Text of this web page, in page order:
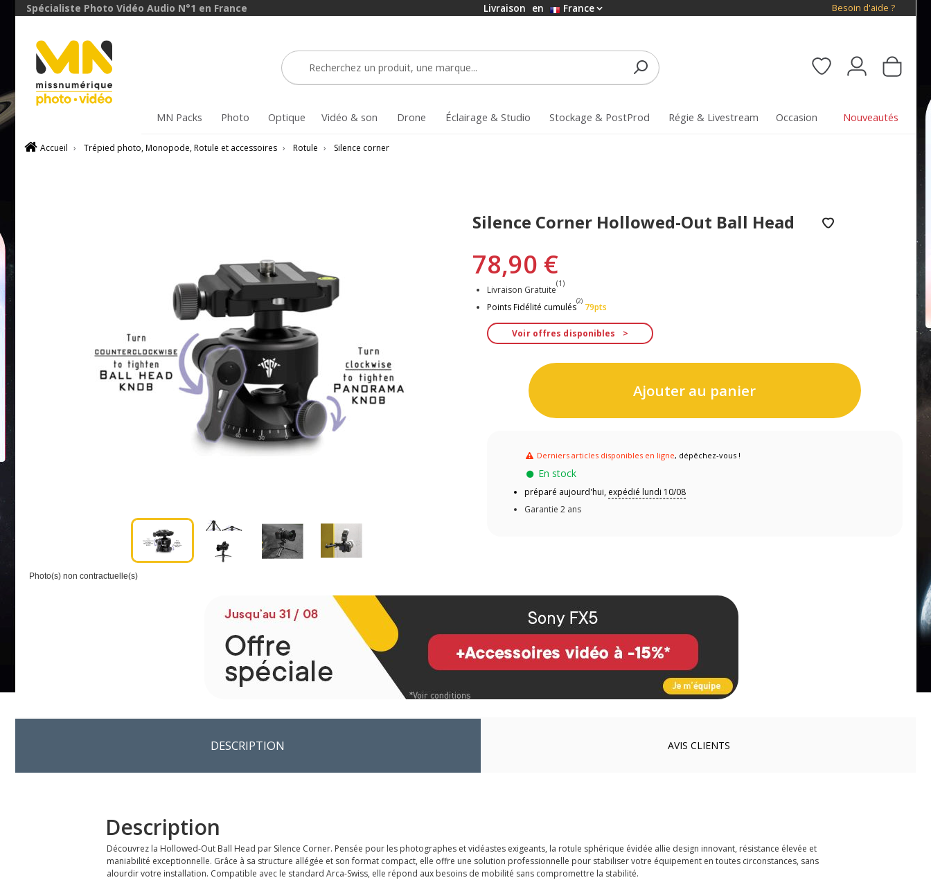
Spécialiste Photo Vidéo Audio N°1 en France Livraison en France Besoin d'aide ?
MN Packs Photo Optique Vidéo & son Drone Éclairage & Studio Stockage & PostProd Régie & Livestream Occasion Nouveautés
Accueil › Trépied photo, Monopode, Rotule et accessoires › Rotule › Silence corner
avec le code
Photo(s) non contractuelle(s)
Silence Corner Hollowed-Out Ball Head
78,90 €
Livraison Gratuite
(1)
Points Fidélité cumulés
(2)
79pts
Voir offres disponibles
Ajouter au panier
Derniers articles disponibles en ligne, dépêchez-vous !
En stock
préparé aujourd'hui, expédié lundi 10/08
Garantie 2 ans
DESCRIPTION AVIS CLIENTS
Description
Découvrez la Hollowed-Out Ball Head par Silence Corner. Pensée pour les photographes et vidéastes exigeants, la rotule sphérique évidée allie design innovant, résistance élevée et
maniabilité exceptionnelle. Grâce à sa structure allégée et son format compact, elle offre une solution professionnelle pour stabiliser votre équipement en toutes circonstances, sans
alourdir votre installation. Compatible avec le standard Arca-Swiss, elle répond aux besoins de mobilité sans compromettre la stabilité.